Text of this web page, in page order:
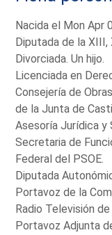
Nacida el Mon Apr
Diputada de la XIII,
Divorciada. Un hijo.
Licenciada en
Consejería de
de la Junta de
Asesoría Jurídica y
Secretaria de
Federal del PSOE.
Diputada
Portavoz de la
Radio Televisión
Portavoz Adjunta